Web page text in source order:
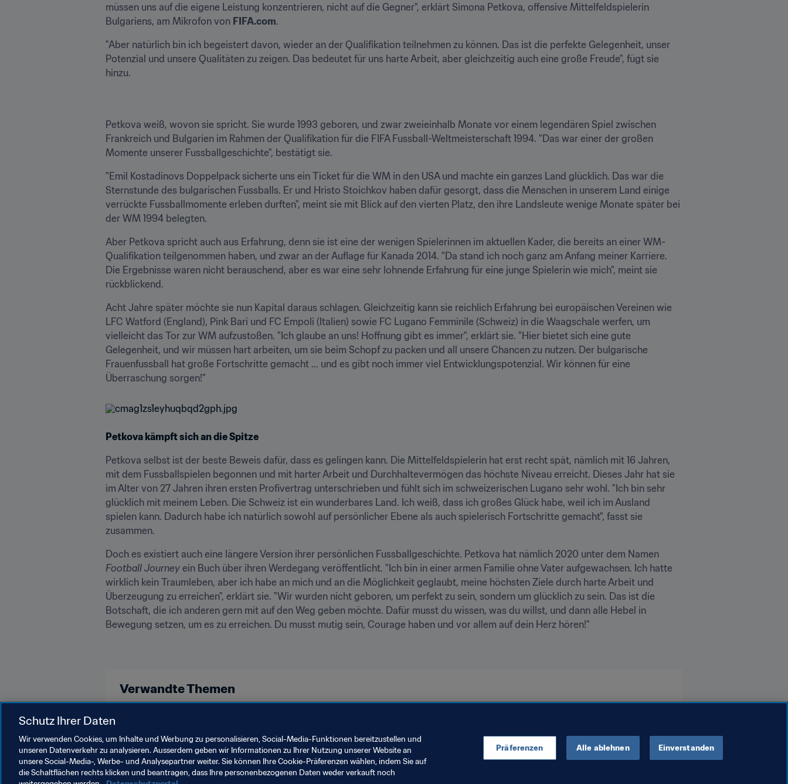
müssen uns auf die eigene Leistung konzentrieren, nicht auf die Gegner", erklärt Simona Petkova, offensive Mittelfeldspielerin
Bulgariens, am Mikrofon von FIFA.com.
"Aber natürlich bin ich begeistert davon, wieder an der Qualifikation teilnehmen zu können. Das ist die perfekte Gelegenheit, unser
Potenzial und unsere Qualitäten zu zeigen. Das bedeutet für uns harte Arbeit, aber gleichzeitig auch eine große Freude", fügt sie
hinzu.
Petkova weiß, wovon sie spricht. Sie wurde 1993 geboren, und zwar zweieinhalb Monate vor einem legendären Spiel zwischen
Frankreich und Bulgarien im Rahmen der Qualifikation für die FIFA Fussball-Weltmeisterschaft 1994. "Das war einer der großen
Momente unserer Fussballgeschichte", bestätigt sie.
"Emil Kostadinovs Doppelpack sicherte uns ein Ticket für die WM in den USA und machte ein ganzes Land glücklich. Das war die
Sternstunde des bulgarischen Fussballs. Er und Hristo Stoichkov haben dafür gesorgt, dass die Menschen in unserem Land einige
verrückte Fussballmomente erleben durften", meint sie mit Blick auf den vierten Platz, den ihre Landsleute wenige Monate später bei
der WM 1994 belegten.
Aber Petkova spricht auch aus Erfahrung, denn sie ist eine der wenigen Spielerinnen im aktuellen Kader, die bereits an einer WM-
Qualifikation teilgenommen haben, und zwar an der Auflage für Kanada 2014. "Da stand ich noch ganz am Anfang meiner Karriere.
Die Ergebnisse waren nicht berauschend, aber es war eine sehr lohnende Erfahrung für eine junge Spielerin wie mich", meint sie
rückblickend.
Acht Jahre später möchte sie nun Kapital daraus schlagen. Gleichzeitig kann sie reichlich Erfahrung bei europäischen Vereinen wie
LFC Watford (England), Pink Bari und FC Empoli (Italien) sowie FC Lugano Femminile (Schweiz) in die Waagschale werfen, um
vielleicht das Tor zur WM aufzustoßen. "Ich glaube an uns! Hoffnung gibt es immer", erklärt sie. "Hier bietet sich eine gute
Gelegenheit, und wir müssen hart arbeiten, um sie beim Schopf zu packen und all unsere Chancen zu nutzen. Der bulgarische
Frauenfussball hat große Fortschritte gemacht ... und es gibt noch immer viel Entwicklungspotenzial. Wir können für eine
Überraschung sorgen!"
Petkova kämpft sich an die Spitze
Petkova selbst ist der beste Beweis dafür, dass es gelingen kann. Die Mittelfeldspielerin hat erst recht spät, nämlich mit 16 Jahren,
mit dem Fussballspielen begonnen und mit harter Arbeit und Durchhaltevermögen das höchste Niveau erreicht. Dieses Jahr hat sie
im Alter von 27 Jahren ihren ersten Profivertrag unterschrieben und fühlt sich im schweizerischen Lugano sehr wohl. "Ich bin sehr
glücklich mit meinem Leben. Die Schweiz ist ein wunderbares Land. Ich weiß, dass ich großes Glück habe, weil ich im Ausland
spielen kann. Dadurch habe ich natürlich sowohl auf persönlicher Ebene als auch spielerisch Fortschritte gemacht", fasst sie
zusammen.
Football Journey ein Buch über ihren Werdegang veröffentlicht. "Ich bin in einer armen Familie ohne Vater aufgewachsen. Ich hatte
wirklich kein Traumleben, aber ich habe an mich und an die Möglichkeit geglaubt, meine höchsten Ziele durch harte Arbeit und
Überzeugung zu erreichen", erklärt sie. "Wir wurden nicht geboren, um perfekt zu sein, sondern um glücklich zu sein. Das ist die
Botschaft, die ich anderen gern mit auf den Weg geben möchte. Dafür musst du wissen, was du willst, und dann alle Hebel in
Bewegung setzen, um es zu erreichen. Du musst mutig sein, Courage haben und vor allem auf dein Herz hören!"
Verwandte Themen
Schutz Ihrer Daten
Wir verwenden Cookies, um Inhalte und Werbung zu personalisieren, Social-Media-Funktionen bereitzustellen und
unseren Datenverkehr zu analysieren. Ausserdem geben wir Informationen zu Ihrer Nutzung unserer Website an
unsere Social-Media-, Werbe- und Analysepartner weiter. Sie können Ihre Cookie-Präferenzen wählen, indem Sie auf
die Schaltflächen rechts klicken und beantragen, dass Ihre personenbezogenen Daten weder verkauft noch
Präferenzen Alle ablehnen Einverstanden